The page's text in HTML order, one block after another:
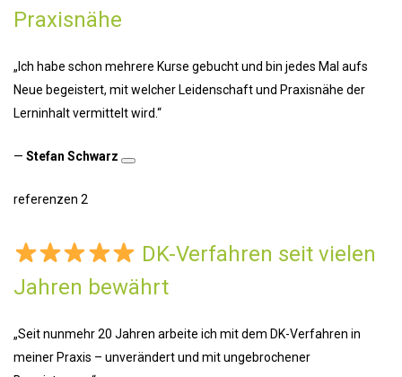
Praxisnähe
„Ich habe schon mehrere Kurse gebucht und bin jedes Mal aufs
Neue begeistert, mit welcher Leidenschaft und Praxisnähe der
Lerninhalt vermittelt wird.“
— Stefan Schwarz
referenzen 2
DK-Verfahren seit vielen
Jahren bewährt
„Seit nunmehr 20 Jahren arbeite ich mit dem DK-Verfahren in
meiner Praxis – unverändert und mit ungebrochener